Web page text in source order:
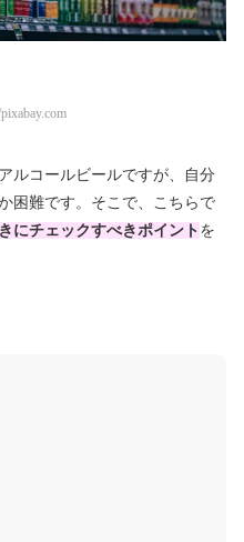
ルコールビールですが、自分
困難です。そこで、こちらで
にチェックすべきポイント を